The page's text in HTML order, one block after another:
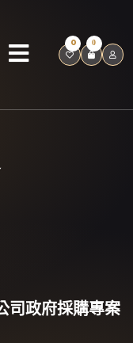
0 0
司政府採購專案